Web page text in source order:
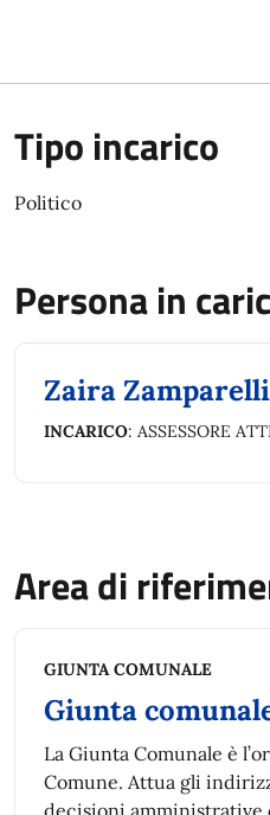
Tipo incarico
Politico
Persona in
Zaira Zamparelli
INCARICO: ASSESSORE
Area di
GIUNTA COMUNALE
Giunta
La Giunta Comunale è
Comune. Attua gli
decisioni amministrative